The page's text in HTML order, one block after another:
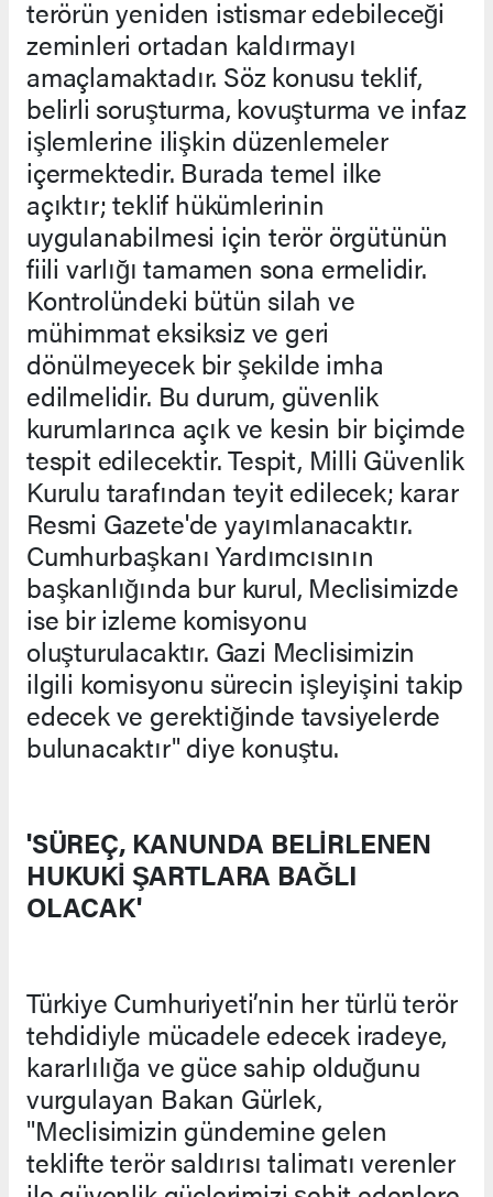
terörün yeniden istismar edebileceği
zeminleri ortadan kaldırmayı
amaçlamaktadır. Söz konusu teklif,
belirli soruşturma, kovuşturma ve infaz
işlemlerine ilişkin düzenlemeler
içermektedir. Burada temel ilke
açıktır; teklif hükümlerinin
uygulanabilmesi için terör örgütünün
fiili varlığı tamamen sona ermelidir.
Kontrolündeki bütün silah ve
mühimmat eksiksiz ve geri
dönülmeyecek bir şekilde imha
edilmelidir. Bu durum, güvenlik
kurumlarınca açık ve kesin bir biçimde
tespit edilecektir. Tespit, Milli Güvenlik
Kurulu tarafından teyit edilecek; karar
Resmi Gazete'de yayımlanacaktır.
Cumhurbaşkanı Yardımcısının
başkanlığında bur kurul, Meclisimizde
ise bir izleme komisyonu
oluşturulacaktır. Gazi Meclisimizin
ilgili komisyonu sürecin işleyişini takip
edecek ve gerektiğinde tavsiyelerde
bulunacaktır" diye konuştu.
'SÜREÇ, KANUNDA BELİRLENEN
HUKUKİ ŞARTLARA BAĞLI
OLACAK'
Türkiye Cumhuriyeti’nin her türlü terör
tehdidiyle mücadele edecek iradeye,
kararlılığa ve güce sahip olduğunu
vurgulayan Bakan Gürlek,
"Meclisimizin gündemine gelen
teklifte terör saldırısı talimatı verenler